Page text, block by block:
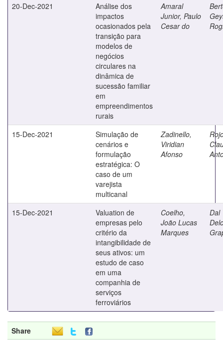
20-Dec-2021
Análise dos
impactos
ocasionados pela
transição para
modelos de
negócios
circulares na
dinâmica de
sucessão familiar
em
empreendimentos
rurais
Amaral
Junior, Paulo
Cesar do
15-Dec-2021
Simulação de
cenários e
formulação
estratégica: O
caso de um
varejista
multicanal
Zadinello,
Viridian
Afonso
15-Dec-2021
Valuation de
empresas pelo
critério da
intangibilidade de
seus ativos: um
estudo de caso
em uma
companhia de
serviços
ferroviários
Coelho,
João Lucas
Marques
Dal
Share